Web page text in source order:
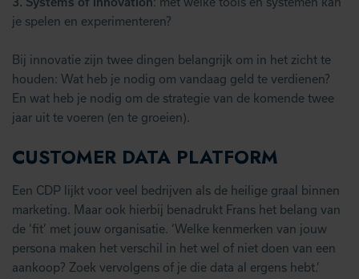
je spelen en experimenteren?
Bij innovatie zijn twee dingen belangrijk om in het zicht te
houden: Wat heb je nodig om vandaag geld te verdienen?
En wat heb je nodig om de strategie van de komende twee
jaar uit te voeren (en te groeien).
CUSTOMER DATA PLATFORM
Een CDP lijkt voor veel bedrijven als de heilige graal binnen
marketing. Maar ook hierbij benadrukt Frans het belang van
de ‘fit’ met jouw organisatie. ‘Welke kenmerken van jouw
persona maken het verschil in het wel of niet doen van een
aankoop? Zoek vervolgens of je die data al ergens hebt.’